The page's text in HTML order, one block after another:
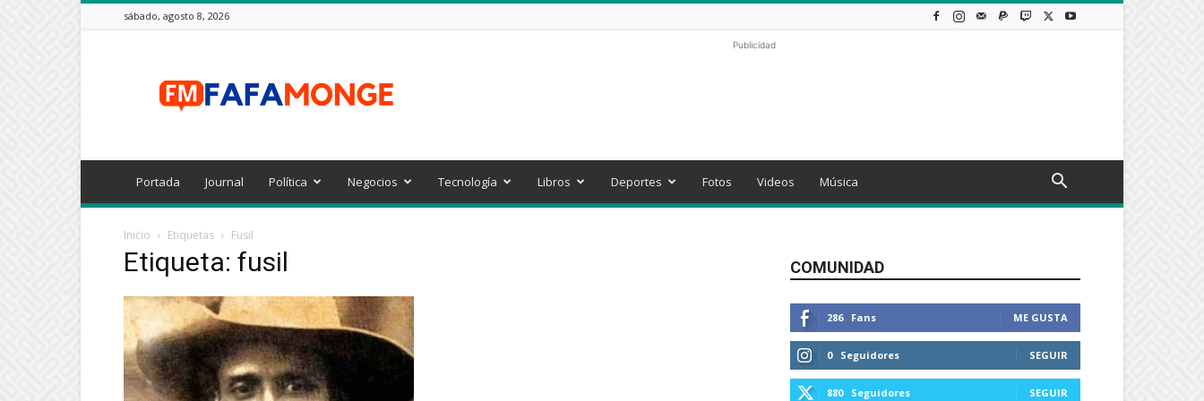
sábado, agosto 8, 2026
Publicidad
Portada Journal Política Negocios Tecnología Libros Deportes Fotos Videos Música
Inicio Etiquetas Fusil
Etiqueta: fusil COMUNIDAD
286 Fans ME GUSTA
0 Seguidores SEGUIR
880 Seguidores SEGUIR